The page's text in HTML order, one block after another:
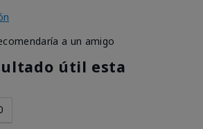
a un amigo
útil esta